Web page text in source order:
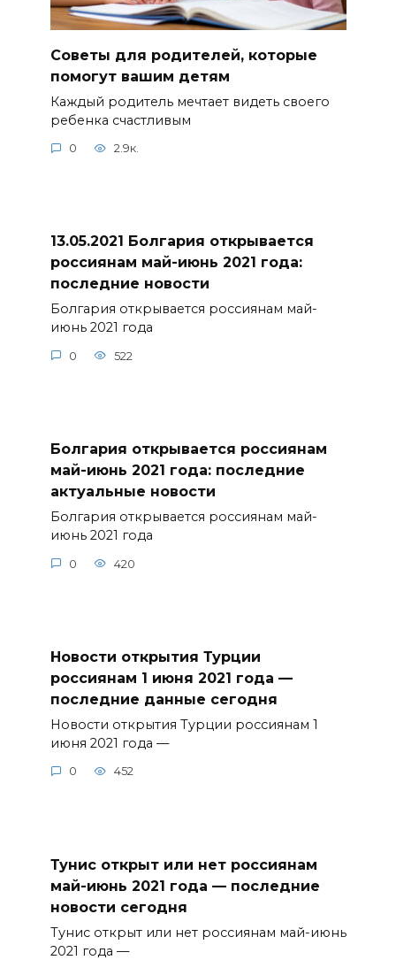
Советы для родителей, которые
помогут вашим детям
Каждый родитель мечтает видеть своего
ребенка счастливым
0 2.9к.
13.05.2021 Болгария открывается
россиянам май-июнь 2021 года:
последние новости
Болгария открывается россиянам май-
июнь 2021 года
0 522
Болгария открывается россиянам
май-июнь 2021 года: последние
актуальные новости
Болгария открывается россиянам май-
июнь 2021 года
0 420
Новости открытия Турции
россиянам 1 июня 2021 года —
последние данные сегодня
Новости открытия Турции россиянам 1
июня 2021 года —
0 452
Тунис открыт или нет россиянам
май-июнь 2021 года — последние
новости сегодня
Тунис открыт или нет россиянам май-июнь
2021 года —